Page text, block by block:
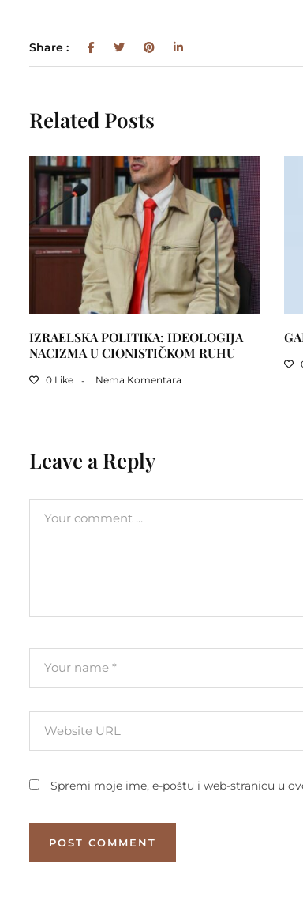
Share :
Related Posts
IZRAELSKA POLITIKA: IDEOLOGIJA
NACIZMA U CIONISTIČKOM RUHU
0 Like Nema Komentara
Leave a Reply
Spremi moje ime, e-poštu i web-stranicu u